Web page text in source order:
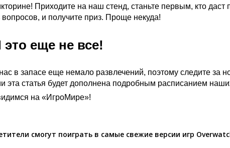
Приходите на наш стенд, станьте первым, кто даст
вопросов, и получите приз. Проще некуда!
это еще не все!
в запасе еще немало развлечений, поэтому следите за
эта статья будет дополнена подробным расписанием
на «ИгроМире»!
смогут поиграть в самые свежие версии игр